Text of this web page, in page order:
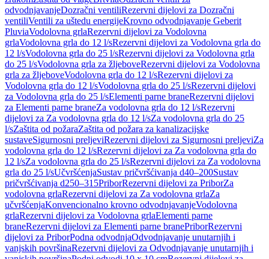
odvodnjavanjeDozračni ventiliRezervni dijelovi za Dozračni
ventiliVentili za uštedu energijeKrovno odvodnjavanje Geberit
PluviaVodolovna grlaRezervni dijelovi za Vodolovna
grlaVodolovna grla do 12 l/sRezervni dijelovi za Vodolovna grla do
12 l/sVodolovna grla do 25 l/sRezervni dijelovi za Vodolovna grla
do 25 l/sVodolovna grla za žljeboveRezervni dijelovi za Vodolovna
grla za žljeboveVodolovna grla do 12 l/sRezervni dijelovi za
Vodolovna grla do 12 l/sVodolovna grla do 25 l/sRezervni dijelovi
za Vodolovna grla do 25 l/sElementi parne braneRezervni dijelovi
za Elementi parne braneZa vodolovna grla do 12 l/sRezervni
dijelovi za Za vodolovna grla do 12 l/sZa vodolovna grla do 25
l/sZaštita od požaraZaštita od požara za kanalizacijske
sustaveSigurnosni preljeviRezervni dijelovi za Sigurnosni preljeviZa
vodolovna grla do 12 l/sRezervni dijelovi za Za vodolovna grla do
12 l/sZa vodolovna grla do 25 l/sRezervni dijelovi za Za vodolovna
grla do 25 l/sUčvršćenjaSustav pričvršćivanja d40–200Sustav
pričvršćivanja d250–315PriborRezervni dijelovi za PriborZa
vodolovna grlaRezervni dijelovi za Za vodolovna grlaZa
učvršćenjaKonvencionalno krovno odvodnjavanjeVodolovna
grlaRezervni dijelovi za Vodolovna grlaElementi parne
braneRezervni dijelovi za Elementi parne branePriborRezervni
dijelovi za PriborPodna odvodnjaOdvodnjavanje unutarnjih i
vanjskih površinaRezervni dijelovi za Odvodnjavanje unutarnjih i